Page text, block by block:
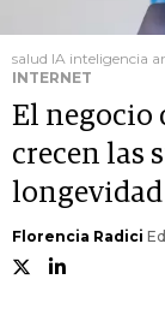
salud IA inteligencia
INTERNET
El negocio
crecen las
longevidad
Florencia Radici